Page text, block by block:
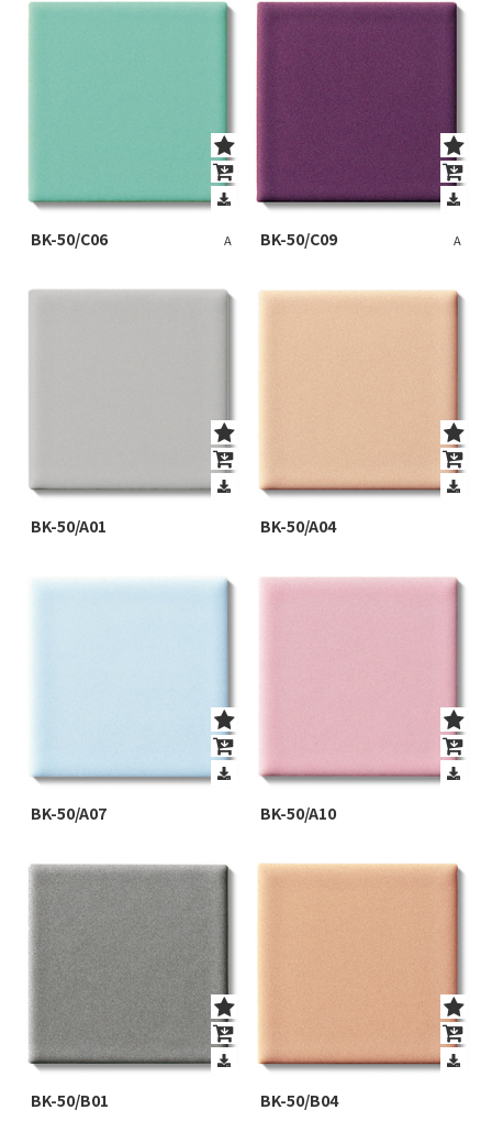
BK-50/C06 A BK-50/C09 A
BK-50/A01 BK-50/A04
BK-50/A07 BK-50/A10
BK-50/B01 BK-50/B04